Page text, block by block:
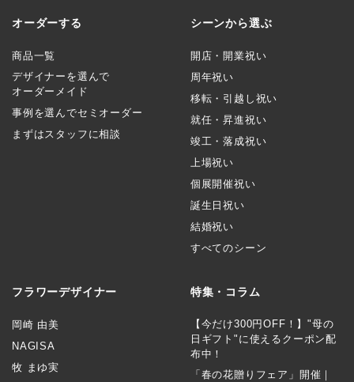
オーダーする
商品一覧
デザイナーを選んで
オーダーメイド
事例を選んでセミオーダー
まずはスタッフに相談
シーンから選ぶ
開店・開業祝い
周年祝い
移転・引越し祝い
就任・昇進祝い
竣工・落成祝い
上場祝い
個展開催祝い
誕生日祝い
結婚祝い
すべてのシーン
フラワーデザイナー
岡崎 由美
NAGISA
牧 まゆ実
特集・コラム
【今だけ300円OFF！】"母の
日ギフト"に使えるクーポン配
布中！
「春の花贈りフェア」開催｜